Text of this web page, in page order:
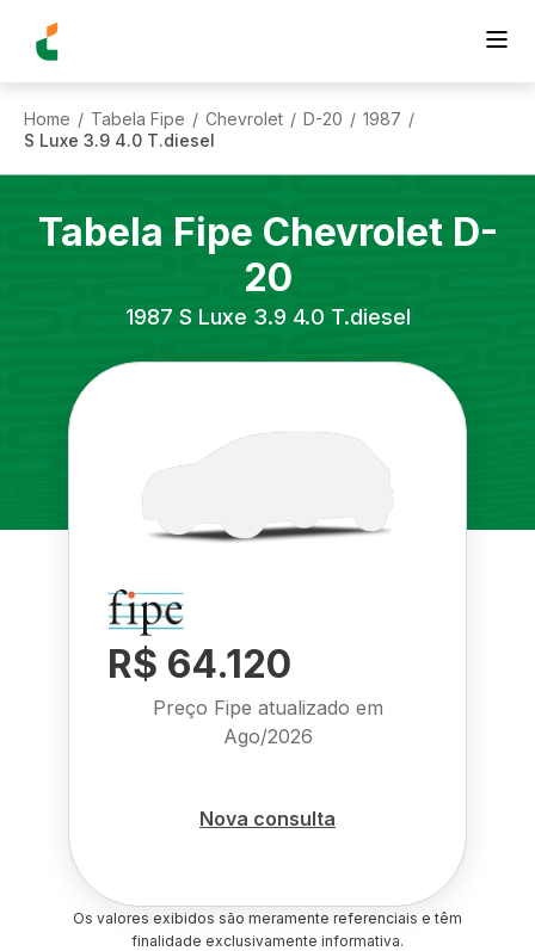
Home / Tabela Fipe / Chevrolet / D-20 / 1987 /
S Luxe 3.9 4.0 T.diesel
Tabela Fipe Chevrolet D-
20
1987 S Luxe 3.9 4.0 T.diesel
R$ 64.120
Preço Fipe atualizado em
Ago/2026
Nova consulta
Os valores exibidos são meramente referenciais e têm
finalidade exclusivamente informativa.